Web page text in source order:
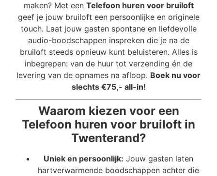
maken? Met een Telefoon huren voor bruiloft
geef je jouw bruiloft een persoonlijke en originele
touch. Laat jouw gasten spontane en liefdevolle
audio-boodschappen inspreken die je na de
bruiloft steeds opnieuw kunt beluisteren. Alles is
inbegrepen: van de huur tot verzending én de
levering van de opnames na afloop. Boek nu voor
slechts €75,- all-in!
Waarom kiezen voor een
Telefoon huren voor bruiloft in
Twenterand?
Uniek en persoonlijk: Jouw gasten laten
hartverwarmende boodschappen achter die